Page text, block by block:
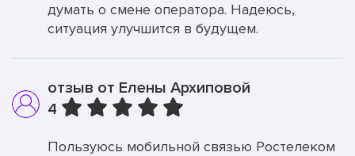
думать о смене оператора. Надеюсь,
ситуация улучшится в будущем.
отзыв от Елены Архиповой
4
Пользуюсь мобильной связью Ростелеком